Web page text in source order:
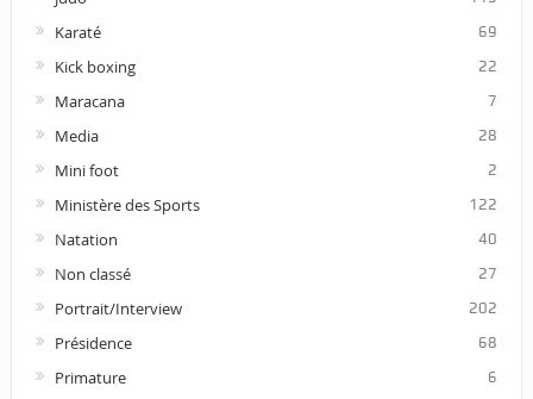
Karaté 69
Kick boxing 22
Maracana 7
Media 28
Mini foot 2
Ministère des Sports 122
Natation 40
Non classé 27
Portrait/Interview 202
Présidence 68
Primature 6